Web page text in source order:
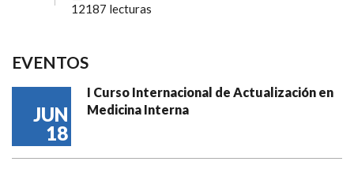
12187 lecturas
EVENTOS
JUN
18
I Curso Internacional de Actualización en
Medicina Interna